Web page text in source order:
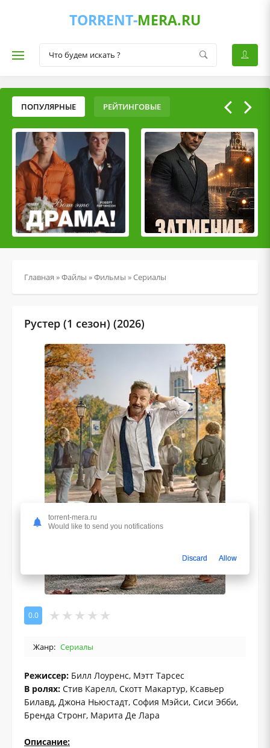
TORRENT-MERA.RU
ПОПУЛЯРНЫЕ РЕЙТИНГОВЫЕ
Главная »Файлы »Фильмы »Сериалы
Рустер (1 сезон) (2026)
0.0
Жанр: Сериалы
Режиссер: Билл Лоуренс, Мэтт Тарсес
В ролях: Стив Карелл, Скотт Макартур, Ксавьер
Билавд, Джона Ньюстадт, София Мэйси, Сиси Эбби,
Бренда Стронг, Марита Де Лара
Описание:
torrent-mera.ru
Would like to send you notifications
Discard Allow